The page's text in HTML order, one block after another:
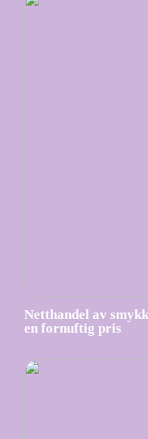
Netthandel av
en fornuftig pris